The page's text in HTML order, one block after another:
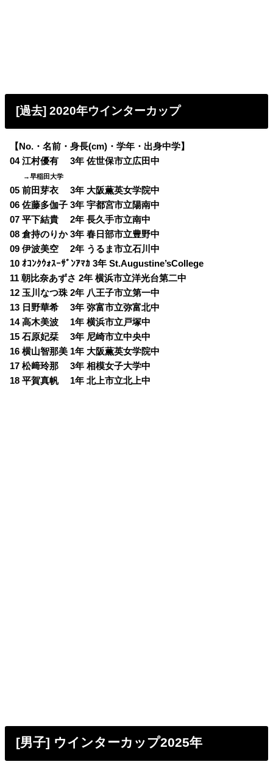
[過去] 2020年ウインターカップ
【No.・名前・身長(cm)・学年・出身中学】
04 江村優有 3年 佐世保市立広田中
→早稲田大学
05 前田芽衣 3年 大阪薫英女学院中
06 佐藤多伽子 3年 宇都宮市立陽南中
07 平下結貴 2年 長久手市立南中
08 倉持のりか 3年 春日部市立豊野中
09 伊波美空 2年 うるま市立石川中
10 ｵｺﾝｸｳｫｽｰｻﾞﾝｱﾏｶ 3年 St.Augustine’sCollege
11 朝比奈あずさ 2年 横浜市立洋光台第二中
12 玉川なつ珠 2年 八王子市立第一中
13 日野華希 3年 弥富市立弥富北中
14 高木美波 1年 横浜市立戸塚中
15 石原妃栞 3年 尼崎市立中央中
16 横山智那美 1年 大阪薫英女学院中
17 松﨑玲那 3年 相模女子大学中
18 平賀真帆 1年 北上市立北上中
[男子] ウインターカップ2025年